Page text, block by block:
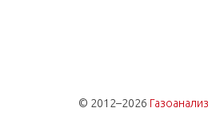
© 2012–2026